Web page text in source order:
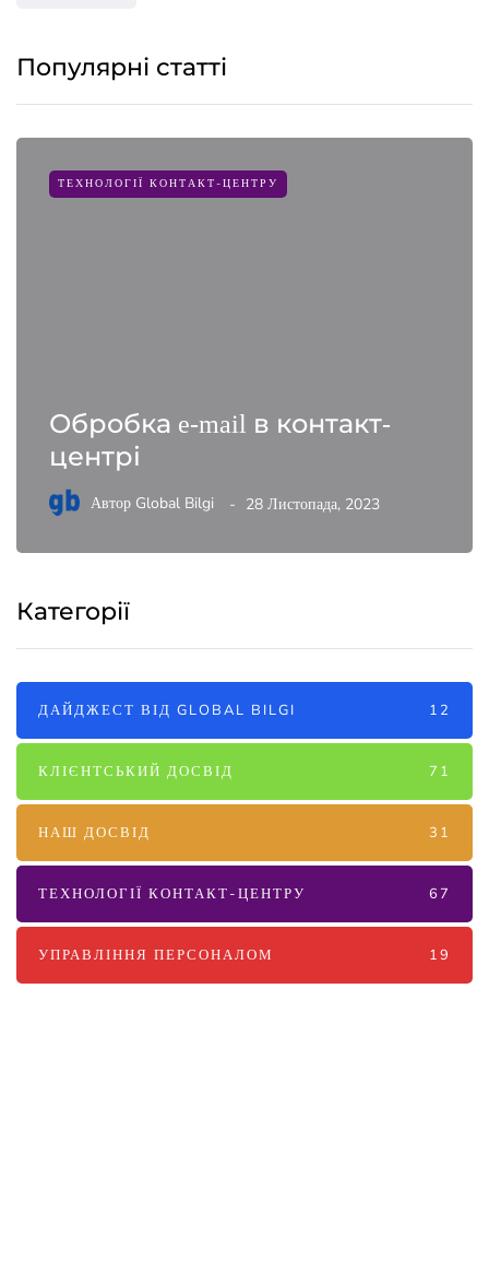
Популярні статті
ТЕХНОЛОГІЇ КОНТАКТ-ЦЕНТРУ
Обробка e-mail в контакт-
центрі
Автор Global Bilgi 28 Листопада, 2023
Категорії
ДАЙДЖЕСТ ВІД GLOBAL BILGI 12
КЛІЄНТСЬКИЙ ДОСВІД 71
НАШ ДОСВІД 31
ТЕХНОЛОГІЇ КОНТАКТ-ЦЕНТРУ 67
УПРАВЛІННЯ ПЕРСОНАЛОМ 19